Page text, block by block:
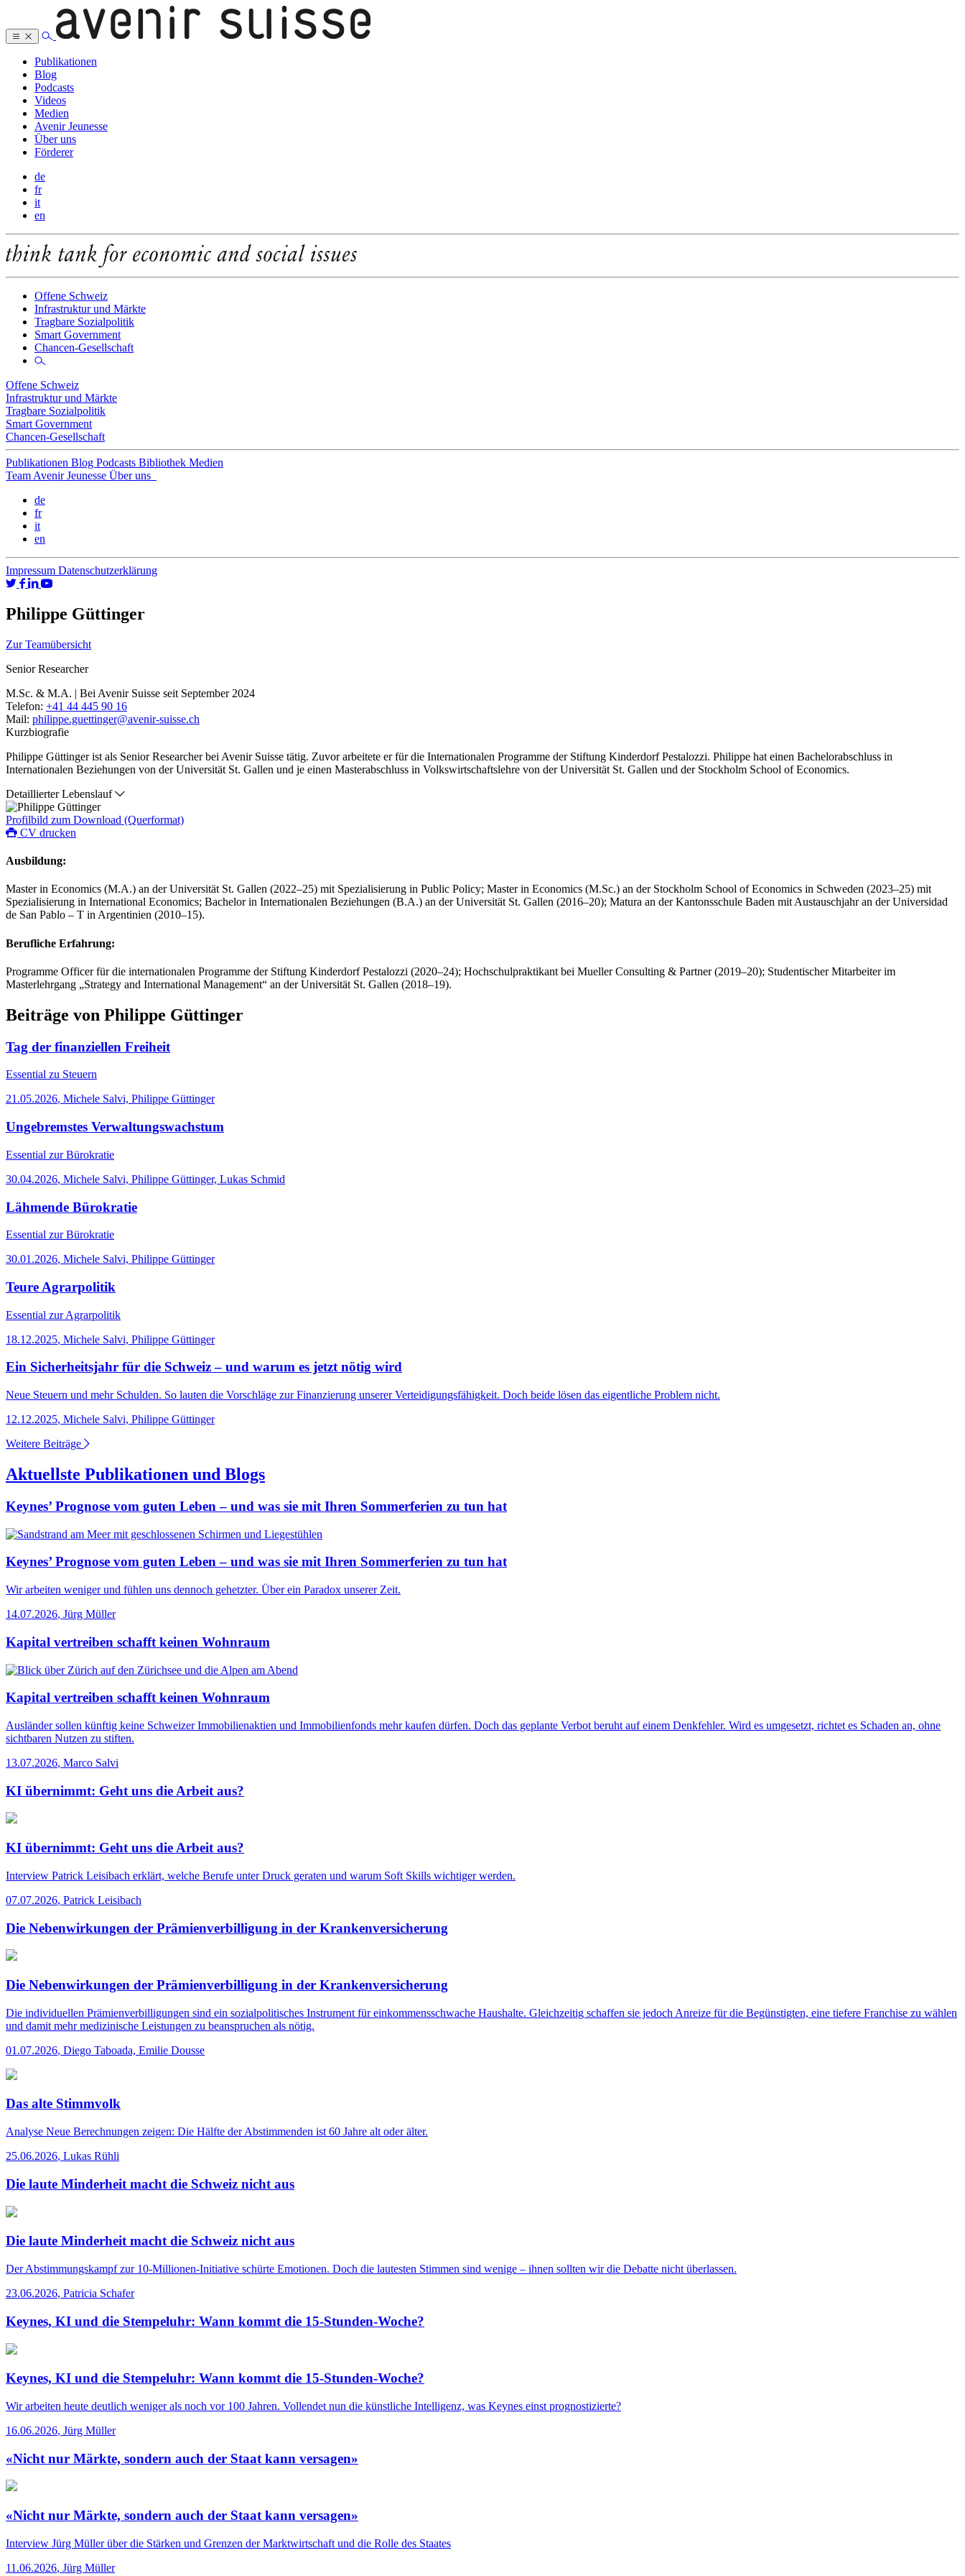
Publikationen
Blog
Podcasts
Videos
Medien
Avenir Jeunesse
Über uns
Förderer
de
fr
it
en
Offene Schweiz
Infrastruktur und Märkte
Tragbare Sozialpolitik
Smart Government
Chancen-Gesellschaft
Offene Schweiz
Infrastruktur und Märkte
Tragbare Sozialpolitik
Smart Government
Chancen-Gesellschaft
Publikationen Blog Podcasts Bibliothek Medien
Team Avenir Jeunesse Über uns
de
fr
it
en
Impressum Datenschutzerklärung
Philippe Güttinger
Zur Teamübersicht
Senior Researcher
M.Sc. & M.A. | Bei Avenir Suisse seit September 2024
Telefon: +41 44 445 90 16
Mail: philippe.guettinger@avenir-suisse.ch
Kurzbiografie
Philippe Güttinger ist als Senior Researcher bei Avenir Suisse tätig. Zuvor arbeitete er für die Internationalen Programme der Stiftung Kinderdorf Pestalozzi. Philippe hat einen Bachelorabschluss in
Internationalen Beziehungen von der Universität St. Gallen und je einen Masterabschluss in Volkswirtschaftslehre von der Universität St. Gallen und der Stockholm School of Economics.
Detaillierter Lebenslauf
Profilbild zum Download (Querformat)
CV drucken
Ausbildung:
Master in Economics (M.A.) an der Universität St. Gallen (2022–25) mit Spezialisierung in Public Policy; Master in Economics (M.Sc.) an der Stockholm School of Economics in Schweden (2023–25) mit
Spezialisierung in International Economics; Bachelor in Internationalen Beziehungen (B.A.) an der Universität St. Gallen (2016–20); Matura an der Kantonsschule Baden mit Austauschjahr an der Universidad
de San Pablo – T in Argentinien (2010–15).
Berufliche Erfahrung:
Programme Officer für die internationalen Programme der Stiftung Kinderdorf Pestalozzi (2020–24); Hochschulpraktikant bei Mueller Consulting & Partner (2019–20); Studentischer Mitarbeiter im
Masterlehrgang „Strategy and International Management“ an der Universität St. Gallen (2018–19).
Beiträge von Philippe Güttinger
Tag der finanziellen Freiheit
Essential zu Steuern
21.05.2026, Michele Salvi, Philippe Güttinger
Ungebremstes Verwaltungswachstum
Essential zur Bürokratie
30.04.2026, Michele Salvi, Philippe Güttinger, Lukas Schmid
Lähmende Bürokratie
Essential zur Bürokratie
30.01.2026, Michele Salvi, Philippe Güttinger
Teure Agrarpolitik
Essential zur Agrarpolitik
18.12.2025, Michele Salvi, Philippe Güttinger
Ein Sicherheitsjahr für die Schweiz – und warum es jetzt nötig wird
Neue Steuern und mehr Schulden. So lauten die Vorschläge zur Finanzierung unserer Verteidigungsfähigkeit. Doch beide lösen das eigentliche Problem nicht.
12.12.2025, Michele Salvi, Philippe Güttinger
Weitere Beiträge
Aktuellste Publikationen und Blogs
Keynes’ Prognose vom guten Leben – und was sie mit Ihren Sommerferien zu tun hat
Keynes’ Prognose vom guten Leben – und was sie mit Ihren Sommerferien zu tun hat
Wir arbeiten weniger und fühlen uns dennoch gehetzter. Über ein Paradox unserer Zeit.
14.07.2026, Jürg Müller
Kapital vertreiben schafft keinen Wohnraum
Kapital vertreiben schafft keinen Wohnraum
Ausländer sollen künftig keine Schweizer Immobilienaktien und Immobilienfonds mehr kaufen dürfen. Doch das geplante Verbot beruht auf einem Denkfehler. Wird es umgesetzt, richtet es Schaden an, ohne
sichtbaren Nutzen zu stiften.
13.07.2026, Marco Salvi
KI übernimmt: Geht uns die Arbeit aus?
KI übernimmt: Geht uns die Arbeit aus?
Interview Patrick Leisibach erklärt, welche Berufe unter Druck geraten und warum Soft Skills wichtiger werden.
07.07.2026, Patrick Leisibach
Die Nebenwirkungen der Prämienverbilligung in der Krankenversicherung
Die Nebenwirkungen der Prämienverbilligung in der Krankenversicherung
Die individuellen Prämienverbilligungen sind ein sozialpolitisches Instrument für einkommensschwache Haushalte. Gleichzeitig schaffen sie jedoch Anreize für die Begünstigten, eine tiefere Franchise zu wählen
und damit mehr medizinische Leistungen zu beanspruchen als nötig.
01.07.2026, Diego Taboada, Emilie Dousse
Das alte Stimmvolk
Analyse Neue Berechnungen zeigen: Die Hälfte der Abstimmenden ist 60 Jahre alt oder älter.
25.06.2026, Lukas Rühli
Die laute Minderheit macht die Schweiz nicht aus
Die laute Minderheit macht die Schweiz nicht aus
Der Abstimmungskampf zur 10-Millionen-Initiative schürte Emotionen. Doch die lautesten Stimmen sind wenige – ihnen sollten wir die Debatte nicht überlassen.
23.06.2026, Patricia Schafer
Keynes, KI und die Stempeluhr: Wann kommt die 15-Stunden-Woche?
Keynes, KI und die Stempeluhr: Wann kommt die 15-Stunden-Woche?
Wir arbeiten heute deutlich weniger als noch vor 100 Jahren. Vollendet nun die künstliche Intelligenz, was Keynes einst prognostizierte?
16.06.2026, Jürg Müller
«Nicht nur Märkte, sondern auch der Staat kann versagen»
«Nicht nur Märkte, sondern auch der Staat kann versagen»
Interview Jürg Müller über die Stärken und Grenzen der Marktwirtschaft und die Rolle des Staates
11.06.2026, Jürg Müller